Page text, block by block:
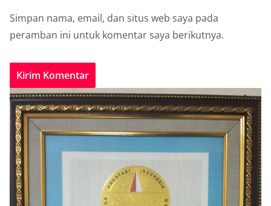
Simpan nama, email, dan situs web saya pada
peramban ini untuk komentar saya berikutnya.